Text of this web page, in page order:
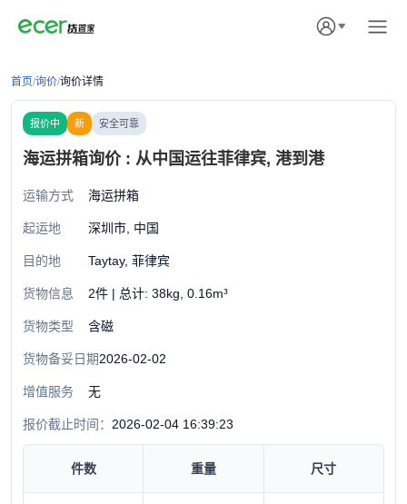
首页/询价/询价详情
报价中 新 安全可靠
海运拼箱询价 : 从中国运往菲律宾, 港到港
运输方式 海运拼箱
起运地 深圳市, 中国
目的地 Taytay, 菲律宾
货物信息 2件 | 总计: 38kg, 0.16m³
货物类型 含磁
货物备妥日期2026-02-02
增值服务 无
报价截止时间： 2026-02-04 16:39:23
件数 重量 尺寸